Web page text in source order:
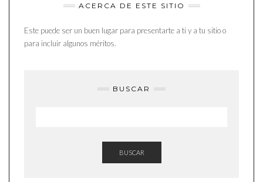
ACERCA DE ESTE SITIO
Este puede ser un buen lugar para presentarte a ti y a tu sitio o
para incluir algunos méritos.
BUSCAR
BUSCAR